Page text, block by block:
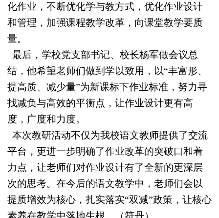
化作业，不断优化学与教方式，优化作业设计
和管理，加强课程教学改革，向课堂教学要质
量。
最后，学校党支部书记、校长杨军做会议总
结，他希望老师们做到学以致用，以“丰富形、
提高质、减少量”为新课标下作业标准，努力寻
找减负与高效的平衡点，让作业设计更有高
度，广度和力度。
本次教研活动不仅为我校语文教师提供了交流
平台，更进一步明确了作业改革的突破口和着
力点，让老师们对作业设计有了全新的更深层
次的思考。在今后的语文教学中，老师们会以
提质增效为核心，扎实落实“双减”政策，让核心
素养在教学中落地生根。（符丹）